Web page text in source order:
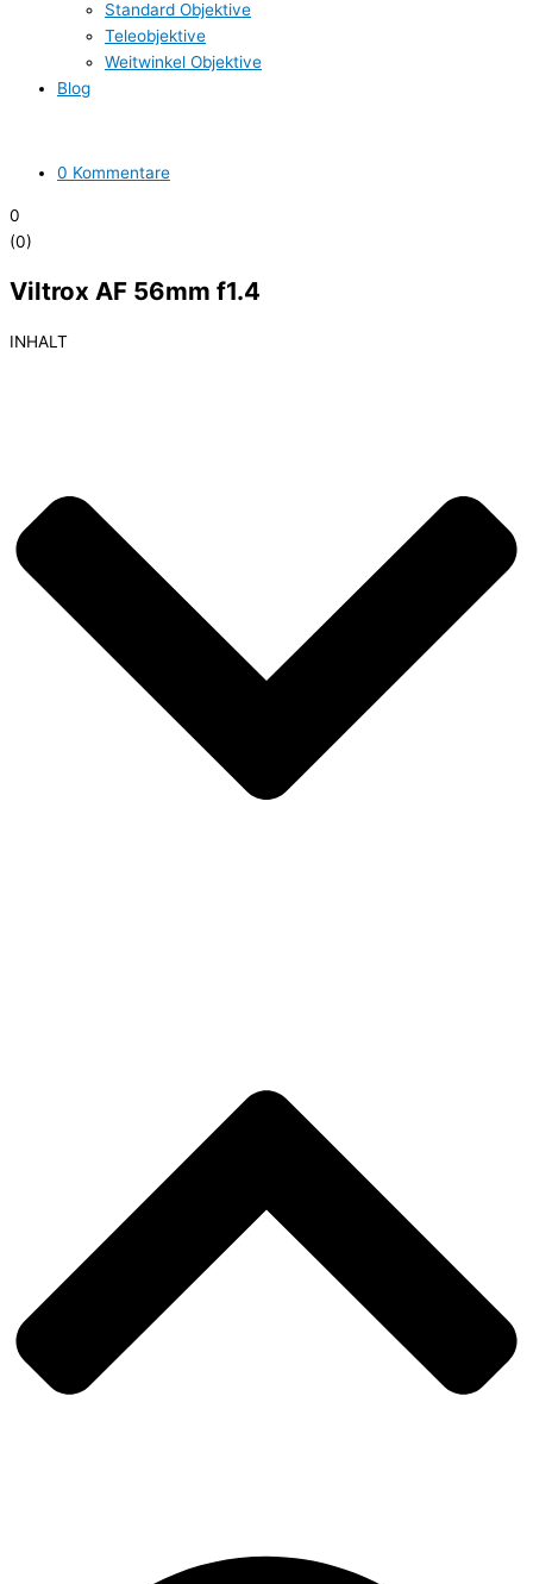
Standard Objektive
Teleobjektive
Weitwinkel Objektive
Blog
0 Kommentare
0
(0)
Viltrox AF 56mm f1.4
INHALT